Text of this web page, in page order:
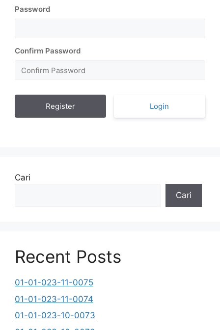
Password
Confirm Password
Login
Cari
Cari
Recent Posts
01-01-023-11-0075
01-01-023-11-0074
01-01-023-10-0073